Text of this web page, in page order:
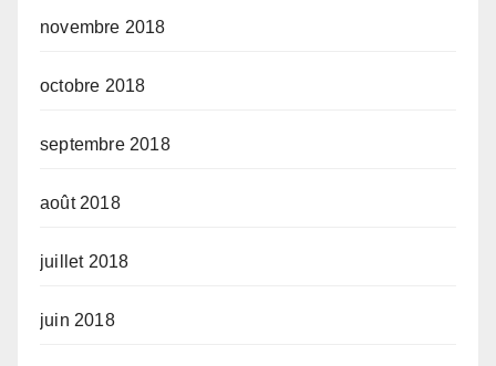
novembre 2018
octobre 2018
septembre 2018
août 2018
juillet 2018
juin 2018